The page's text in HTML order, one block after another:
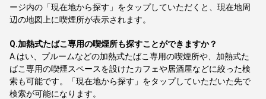
ージ内の「現在地から探す」をタップしていただくと、現在地周
辺の地図上に喫煙所が表示されます。
Q.加熱式たばこ専用の喫煙所も探すことができますか？
A. はい、プルームなどの加熱式たばこ専用の喫煙所や、加熱式た
ばこ専用の喫煙スペースを設けたカフェや居酒屋などに絞った検
索も可能です。「現在地から探す」をタップしていただいた先で
検索が可能になります。